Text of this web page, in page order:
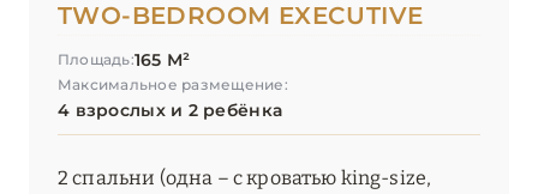
TWO-BEDROOM EXECUTIVE
Площадь:165 М²
Максимальное размещение:
4 взрослых и 2 ребёнка
2 спальни (одна – с кроватью king-size,